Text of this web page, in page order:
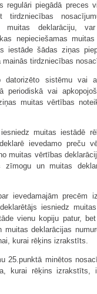
regulāri piegādā preces
tirdzniecības
muitas deklarāciju,
nepieciešamas
iestāde šādas ziņas
mainās tirdzniecības
datorizēto sistēmu vai
periodiskā vai
muitas vērtības
muitas iestādē
ievedamo preču
muitas vērtības
zīmogu un muitas
ievedamajām precēm
iesniedz
vienu kopiju patur,
muitas deklarācijas
kurai rēķins izrakstīts.
25.punktā minētos
kurai rēķins izrakstīts,